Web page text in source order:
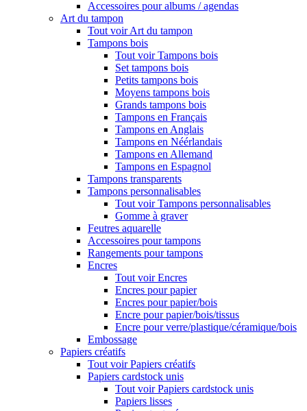
Accessoires pour albums / agendas
Art du tampon
Tout voir Art du tampon
Tampons bois
Tout voir Tampons bois
Set tampons bois
Petits tampons bois
Moyens tampons bois
Grands tampons bois
Tampons en Français
Tampons en Anglais
Tampons en Néérlandais
Tampons en Allemand
Tampons en Espagnol
Tampons transparents
Tampons personnalisables
Tout voir Tampons personnalisables
Gomme à graver
Feutres aquarelle
Accessoires pour tampons
Rangements pour tampons
Encres
Tout voir Encres
Encres pour papier
Encres pour papier/bois
Encre pour papier/bois/tissus
Encre pour verre/plastique/céramique/bois
Embossage
Papiers créatifs
Tout voir Papiers créatifs
Papiers cardstock unis
Tout voir Papiers cardstock unis
Papiers lisses